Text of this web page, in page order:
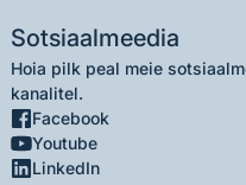
Sotsiaalmeedia
Hoia pilk peal meie
kanalitel.
Facebook
Youtube
LinkedIn